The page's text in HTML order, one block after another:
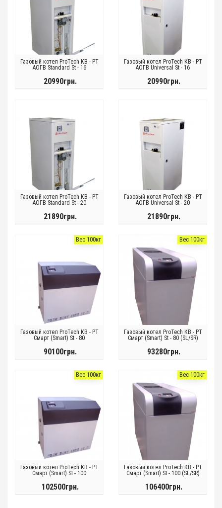
Газовый котел ProTech КВ - РТ
АОГВ Standard St - 16
20990грн.
Газовый котел ProTech КВ - РТ
АОГВ Universal St - 16
20990грн.
Газовый котел ProTech КВ - РТ
АОГВ Standard St - 20
21890грн.
Газовый котел ProTech КВ - РТ
АОГВ Universal St - 20
21890грн.
Вес 100кг
Газовый котел ProTech КВ - РТ
Смарт (Smart) St - 80
90100грн.
Вес 100кг
Газовый котел ProTech КВ - РТ
Смарт (Smart) St - 80 (SL/SR)
93280грн.
Вес 100кг
Газовый котел ProTech КВ - РТ
Смарт (Smart) St - 100
102500грн.
Вес 100кг
Газовый котел ProTech КВ - РТ
Смарт (Smart) St - 100 (SL/SR)
106400грн.